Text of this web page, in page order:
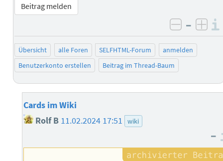
Beitrag melden
negativ
–
Übersicht alle Foren SELFHTML-Forum
anmelden
Benutzerkonto erstellen
Beitrag im Thread-Baum
Cards im Wiki
Rolf B 11.02.2024 17:51 wiki
–